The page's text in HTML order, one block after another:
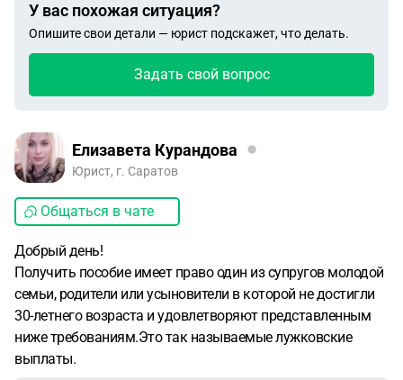
У вас похожая ситуация?
Опишите свои детали — юрист подскажет, что делать.
Задать свой вопрос
Елизавета Курандова
Юрист, г. Саратов
Общаться в чате
Добрый день!
Получить пособие имеет право один из супругов молодой
семьи, родители или усыновители в которой не достигли
30-летнего возраста и удовлетворяют представленным
ниже требованиям.Это так называемые лужковские
выплаты.